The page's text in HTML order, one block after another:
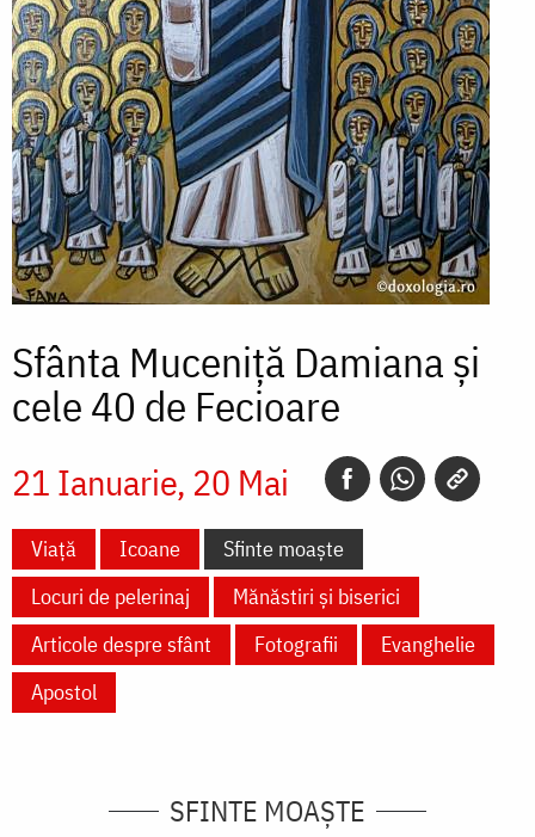
Sfânta Muceniță Damiana și
cele 40 de Fecioare
21 Ianuarie 20 Mai
Viață Icoane
Sfinte moaște
Locuri de pelerinaj
Mănăstiri și biserici
Articole despre sfânt
Fotografii
Evanghelie
Apostol
SFINTE MOAȘTE